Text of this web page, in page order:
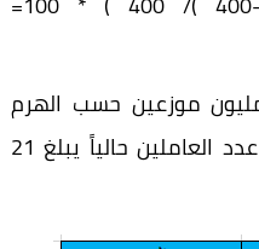
كان عدد السكان 50 مليون موزعين حسب الهرم
السكاني التالي. إذا علمت أن عدد العاملين حالياً يبلغ 21